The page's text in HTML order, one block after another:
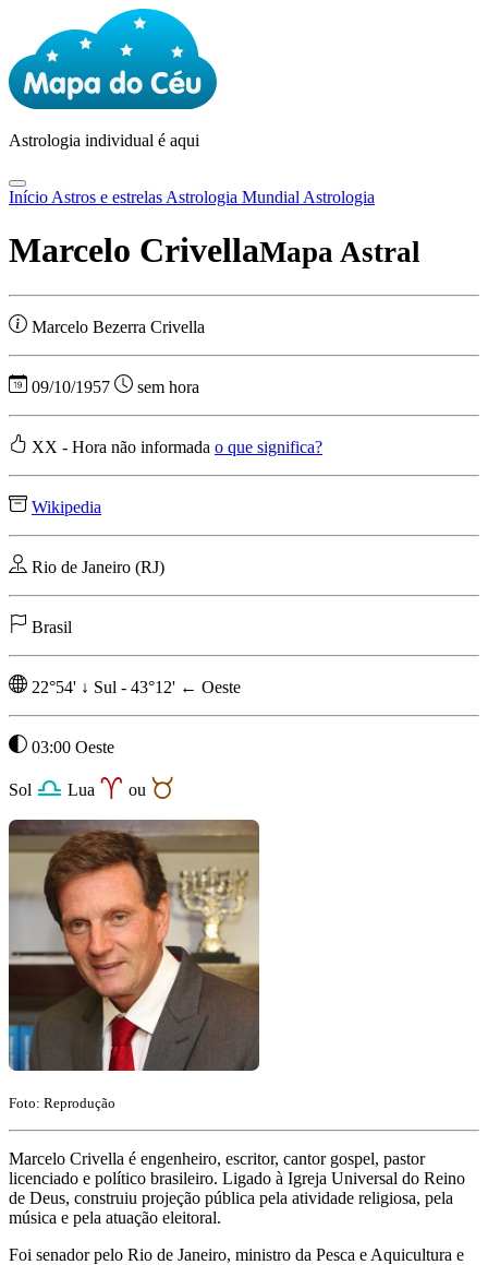
Astrologia individual é aqui
Início Astros e estrelas Astrologia Mundial Astrologia
Marcelo CrivellaMapa Astral
Marcelo Bezerra Crivella
09/10/1957 sem hora
XX - Hora não informada o que significa?
Wikipedia
Rio de Janeiro (RJ)
Brasil
22°54' ↓ Sul - 43°12' ← Oeste
03:00 Oeste
Sol Lua ou
Foto: Reprodução
Marcelo Crivella é engenheiro, escritor, cantor gospel, pastor
licenciado e político brasileiro. Ligado à Igreja Universal do Reino
de Deus, construiu projeção pública pela atividade religiosa, pela
música e pela atuação eleitoral.
Foi senador pelo Rio de Janeiro, ministro da Pesca e Aquicultura e